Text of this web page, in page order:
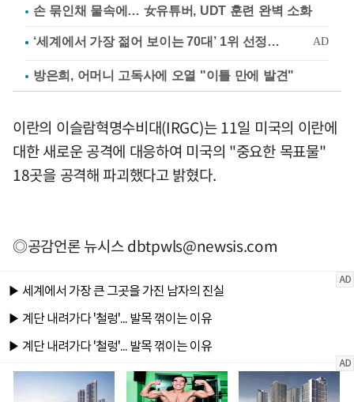
손 묶인채 물속에… 女유튜버, UDT 훈련 완벽 소화
방은희, 어머니 고독사에 오열 "이틀 만에 발견"
이란의 이슬람혁명수비대(IRGC)는 11일 미국의 이란에
대한 새로운 공격에 대응하여 미국의 "중요한 목표물"
18곳을 공격해 파괴했다고 밝혔다.
◎공감언론 뉴시스dbtpwls@newsis.com